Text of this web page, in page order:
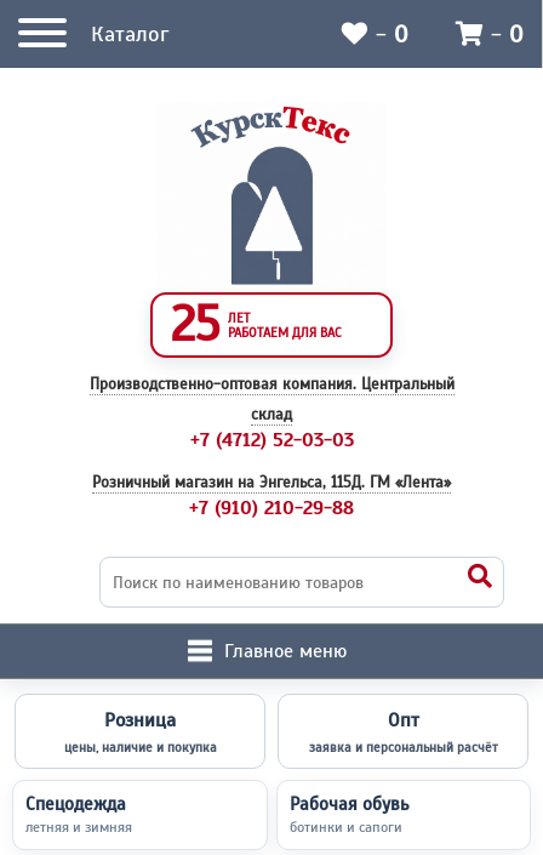
25 ЛЕТ
РАБОТАЕМ ДЛЯ ВАС
Производственно-оптовая компания. Центральный
склад
+7 (4712) 52-03-03
Розничный магазин на Энгельса, 115Д. ГМ «Лента»
+7 (910) 210-29-88
Главное меню
Розница
цены, наличие и покупка
Опт
заявка и персональный расчёт
Спецодежда
летняя и зимняя
Рабочая обувь
ботинки и сапоги
Каталог - 0 - 0